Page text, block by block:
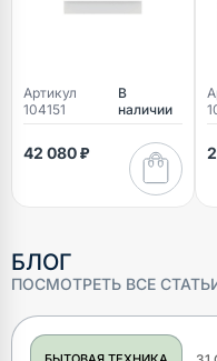
Артикул
104151
В
наличии
42 080 ₽
БЛОГ
ПОСМОТРЕТЬ ВСЕ